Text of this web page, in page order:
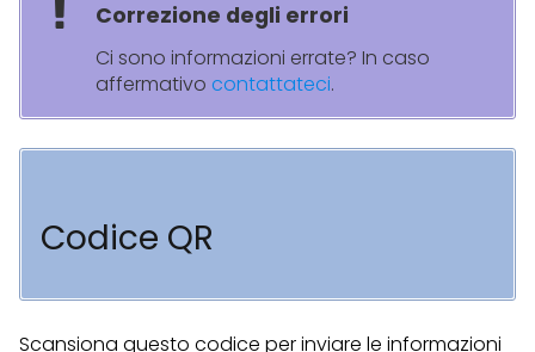
Correzione degli errori
Ci sono informazioni errate? In caso
affermativo contattateci.
Codice QR
Scansiona questo codice per inviare le informazioni